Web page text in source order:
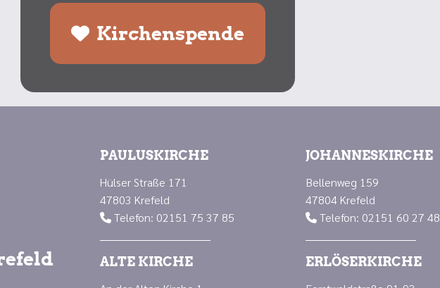
Kirchenspende
PAULUSKIRCHE
Hülser Straße 171
47803 Krefeld
Telefon: 02151 75 37 85
ALTE KIRCHE
JOHANNESKIRCHE
Bellenweg 159
47804 Krefeld
 Telefon: 02151 60 27 48
ERLÖSERKIRCHE